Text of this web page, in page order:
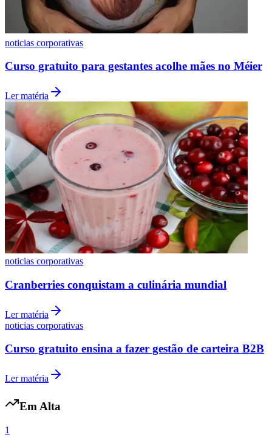
Vasco
noticias corporativas
Curso gratuito para gestantes acolhe mães no Méier
Ler matéria
noticias corporativas
Cranberries conquistam a culinária mundial
Ler matéria
noticias corporativas
Curso gratuito ensina a fazer gestão de carteira B2B
Ler matéria
Em Alta
1